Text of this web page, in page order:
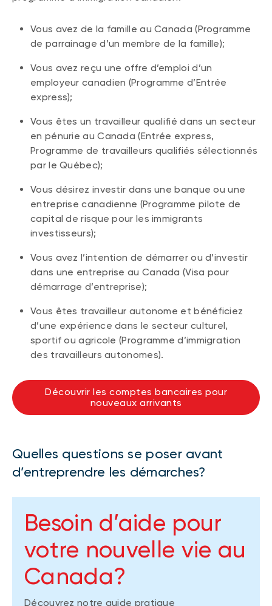
Vous avez de la famille au Canada (Programme
de parrainage d’un membre de la famille);
Vous avez reçu une offre d’emploi d’un
employeur canadien (Programme d’Entrée
express);
Vous êtes un travailleur qualifié dans un secteur
en pénurie au Canada (Entrée express,
Programme de travailleurs qualifiés sélectionnés
par le Québec);
Vous désirez investir dans une banque ou une
entreprise canadienne (Programme pilote de
capital de risque pour les immigrants
investisseurs);
Vous avez l’intention de démarrer ou d’investir
dans une entreprise au Canada (Visa pour
démarrage d’entreprise);
Vous êtes travailleur autonome et bénéficiez
d’une expérience dans le secteur culturel,
sportif ou agricole (Programme d’immigration
des travailleurs autonomes).
Découvrir les comptes bancaires pour
nouveaux arrivants
Quelles questions se poser avant
d’entreprendre les démarches?
Besoin d’aide pour
votre nouvelle vie au
Canada?
Découvrez notre guide pratique